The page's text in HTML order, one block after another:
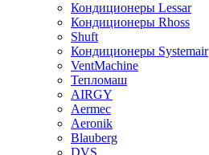
Кондиционеры Lessar
Кондиционеры Rhoss
Shuft
Кондиционеры Systemair
VentMachine
Тепломаш
AIRGY
Aermec
Aeronik
Blauberg
DVS